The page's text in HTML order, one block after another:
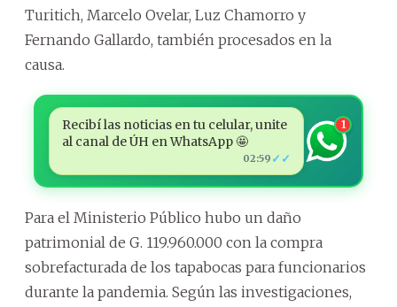
Turitich, Marcelo Ovelar, Luz Chamorro y
Fernando Gallardo, también procesados en la
causa.
Recibí las noticias en tu celular, unite
al canal de ÚH en WhatsApp 🤩
02:59 ✓✓
1
Para el Ministerio Público hubo un daño
patrimonial de G. 119.960.000 con la compra
sobrefacturada de los tapabocas para funcionarios
durante la pandemia. Según las investigaciones,